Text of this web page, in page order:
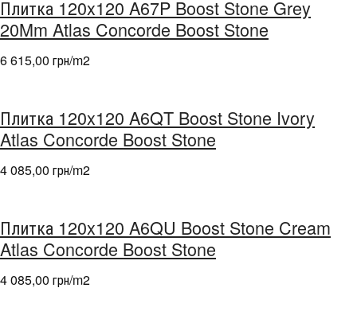
Плитка 120x120 A67P Boost Stone Grey
20Mm Atlas Concorde Boost Stone
6 615,00 грн/m2
Плитка 120x120 A6QT Boost Stone Ivory
Atlas Concorde Boost Stone
4 085,00 грн/m2
Плитка 120x120 A6QU Boost Stone Cream
Atlas Concorde Boost Stone
4 085,00 грн/m2